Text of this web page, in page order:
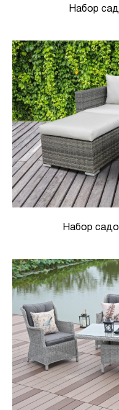
Набор
Набор